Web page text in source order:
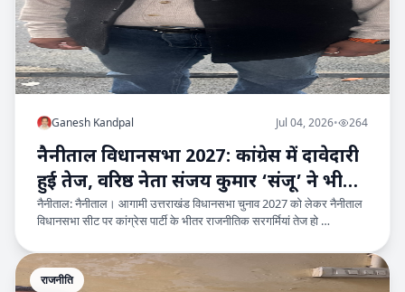
Ganesh Kandpal Jul 04, 2026• 264
नैनीताल विधानसभा 2027: कांग्रेस में दावेदारी
हुई तेज, वरिष्ठ नेता संजय कुमार ‘संजू’ ने भी
ठोकी ताल
नैनीताल: नैनीताल। आगामी उत्तराखंड विधानसभा चुनाव 2027 को लेकर नैनीताल
विधानसभा सीट पर कांग्रेस पार्टी के भीतर राजनीतिक सरगर्मियां तेज हो …
राजनीति